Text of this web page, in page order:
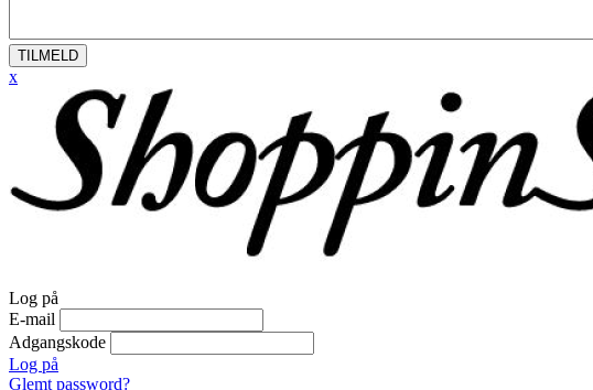
TILMELD
x
Log på
E-mail
Adgangskode
Log på
Glemt password?